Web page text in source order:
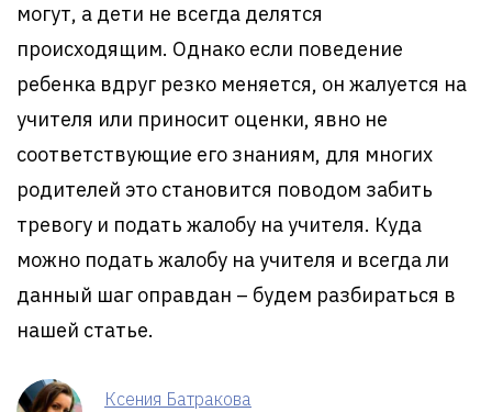
могут, а дети не всегда делятся
происходящим. Однако если поведение
ребенка вдруг резко меняется, он жалуется на
учителя или приносит оценки, явно не
соответствующие его знаниям, для многих
родителей это становится поводом забить
тревогу и подать жалобу на учителя. Куда
можно подать жалобу на учителя и всегда ли
данный шаг оправдан – будем разбираться в
нашей статье.
Ксения Батракова